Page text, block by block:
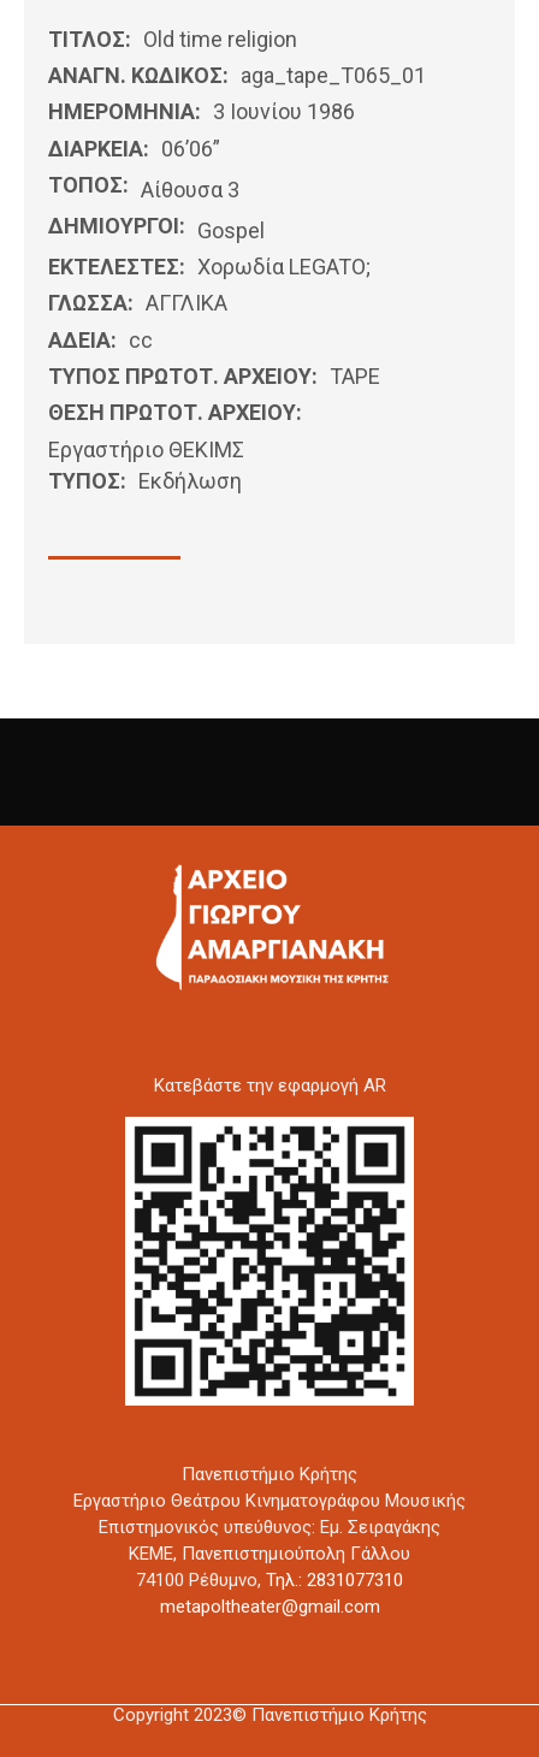
ΤΙΤΛΟΣ: Old time religion
ΑΝΑΓΝ. ΚΩΔΙΚΟΣ: aga_tape_T065_01
ΗΜΕΡΟΜΗΝΊΑ: 3 Ιουνίου 1986
ΔΙΑΡΚΕΙΑ: 06’06”
ΤΟΠΟΣ: Αίθουσα 3
ΔΗΜΙΟΥΡΓΟΙ: Gospel
ΕΚΤΕΛΕΣΤΕΣ: Χορωδία LEGATO;
ΓΛΩΣΣΑ: ΑΓΓΛΙΚΆ
ΑΔΕΙΑ: cc
ΤΥΠΟΣ ΠΡΩΤΟΤ. ΑΡΧΕΙΟΥ: ΤΑΡΕ
ΘΕΣΗ ΠΡΩΤΟΤ. ΑΡΧΕΙΟΥ:
Εργαστήριο ΘΕΚΙΜΣ
ΤΥΠΟΣ: Εκδήλωση
Kατεβάστε την εφαρμογή AR
Πανεπιστήμιο Κρήτης
Εργαστήριο Θεάτρου Κινηματογράφου Μουσικής
Επιστημονικός υπεύθυνος: Εμ. Σειραγάκης
ΚΕΜΕ, Πανεπιστημιούπολη Γάλλου
74100 Ρέθυμνο, Τηλ.: 2831077310
metapoltheater@gmail.com
Copyright 2023© Πανεπιστήμιο Κρήτης